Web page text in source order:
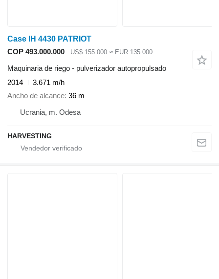
Case IH 4430 PATRIOT
COP 493.000.000
US$ 155.000 ≈ EUR 135.000
Maquinaria de riego - pulverizador autopropulsado
2014
3.671 m/h
Ancho de alcance 36 m
Ucrania, m. Odesa
HARVESTING